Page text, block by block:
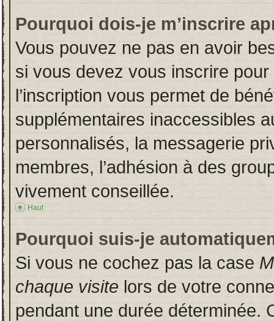
Pourquoi dois-je m’inscrire
Vous pouvez ne pas en avoir
si vous devez vous inscrire
l’inscription vous permet de
supplémentaires inaccessibles
personnalisés, la messagerie
membres, l’adhésion à des
vivement conseillée.
Haut
Pourquoi suis-je
Si vous ne cochez pas la case
chaque visite lors de votre
pendant une durée déterminée.